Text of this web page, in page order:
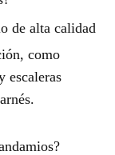
de alta calidad
como
escaleras